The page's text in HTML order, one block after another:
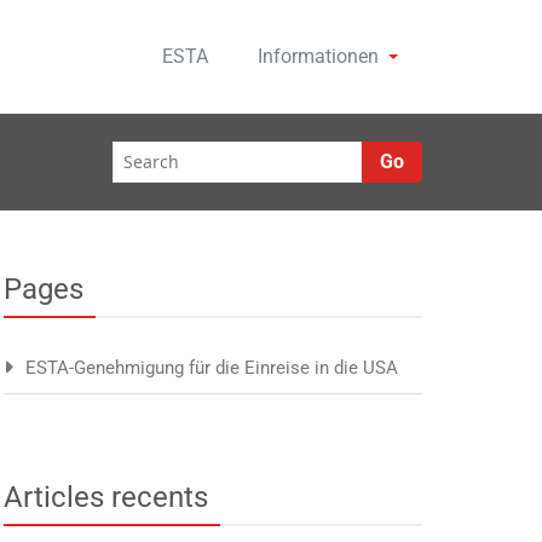
ESTA Informationen
Go
Pages
ESTA-Genehmigung für die Einreise in die USA
Articles recents